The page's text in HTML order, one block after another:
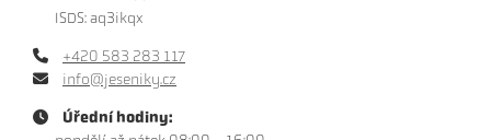
ISDS: aq3ikqx
+420 583 283 117
info@jeseniky.cz
Úřední hodiny: